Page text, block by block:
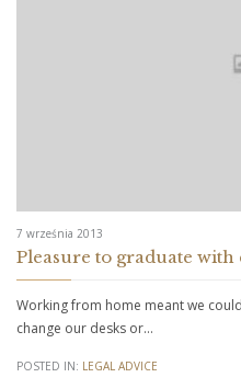
7 września 2013
Pleasure to graduate with
Working from home meant we
change our desks or…
POSTED IN: LEGAL ADVICE